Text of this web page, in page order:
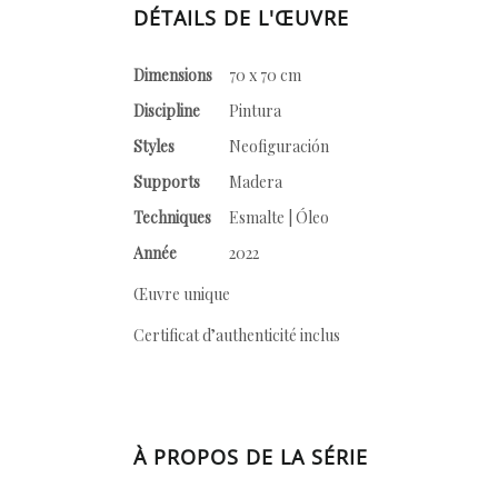
DÉTAILS DE L'ŒUVRE
Dimensions
70 x 70 cm
Discipline
Pintura
Styles
Neofiguración
Supports
Madera
Techniques
Esmalte | Óleo
Année
2022
Œuvre unique
Certificat d’authenticité inclus
À PROPOS DE LA SÉRIE